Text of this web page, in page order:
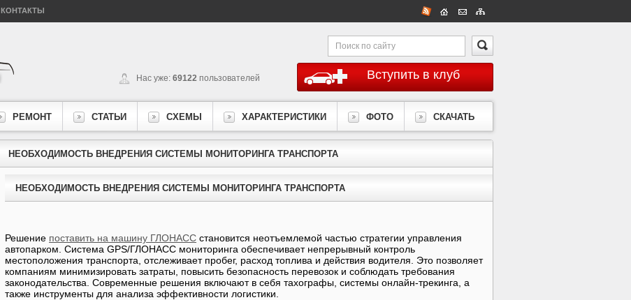
КОНТАКТЫ
Вступить в клуб
Нас уже: 69122 пользователей
РЕМОНТ СТАТЬИ СХЕМЫ ХАРАКТЕРИСТИКИ ФОТО СКАЧАТЬ
НЕОБХОДИМОСТЬ ВНЕДРЕНИЯ СИСТЕМЫ МОНИТОРИНГА ТРАНСПОРТА
НЕОБХОДИМОСТЬ ВНЕДРЕНИЯ СИСТЕМЫ МОНИТОРИНГА ТРАНСПОРТА
Решение поставить на машину ГЛОНАСС становится неотъемлемой частью стратегии управления
автопарком. Система GPS/ГЛОНАСС мониторинга обеспечивает непрерывный контроль
местоположения транспорта, отслеживает пробег, расход топлива и действия водителя. Это позволяет
компаниям минимизировать затраты, повысить безопасность перевозок и соблюдать требования
законодательства. Современные решения включают в себя тахографы, системы онлайн-трекинга, а
также инструменты для анализа эффективности логистики.